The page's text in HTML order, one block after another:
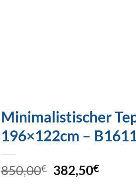
Minimalistischer
196×122cm –
850,00€ 382,50€